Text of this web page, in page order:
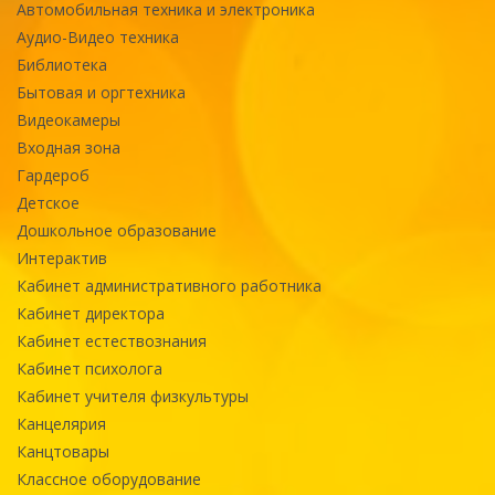
Автомобильная техника и электроника
Аудио-Видео техника
Библиотека
Бытовая и оргтехника
Видеокамеры
Входная зона
Гардероб
Детское
Дошкольное образование
Интерактив
Кабинет административного работника
Кабинет директора
Кабинет естествознания
Кабинет психолога
Кабинет учителя физкультуры
Канцелярия
Канцтовары
Классное оборудование